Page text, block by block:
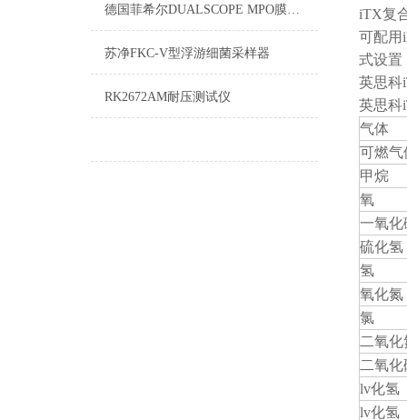
德国菲希尔DUALSCOPE MPO膜厚仪如何删除测量数据
苏净FKC-V型浮游细菌采样器
RK2672AM耐压测试仪
iTX复
可配用
式设置
英思科
英思科
气体
可燃气
甲烷
氧
一氧化
硫化氢
氢
氧化氮
氯
二氧化
二氧化
lv化氢
lv化氢